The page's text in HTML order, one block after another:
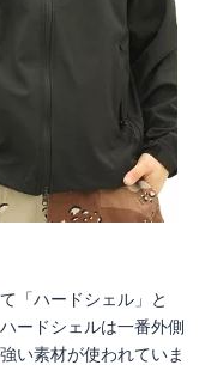
「ハードシェル」と
ードシェルは一番外側
い素材が使われていま